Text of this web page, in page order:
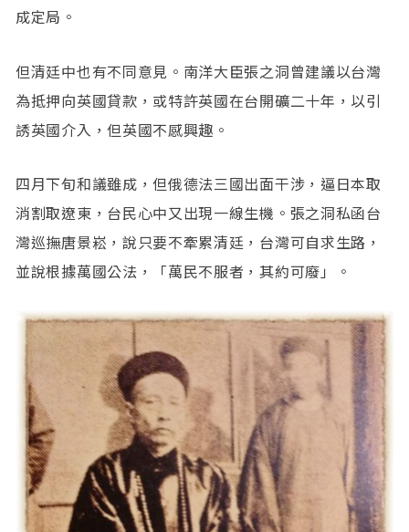
成定局。
但清廷中也有不同意見。南洋大臣張之洞曾建議以台灣
為抵押向英國貸款，或特許英國在台開礦二十年，以引
誘英國介入，但英國不感興趣。
四月下旬和議雖成，但俄德法三國出面干涉，逼日本取
消割取遼東，台民心中又出現一線生機。張之洞私函台
灣巡撫唐景崧，說只要不牽累清廷，台灣可自求生路，
並說根據萬國公法，「萬民不服者，其約可廢」。